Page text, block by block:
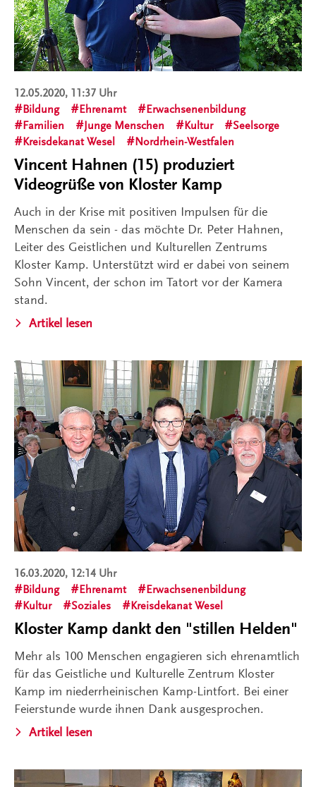
12.05.2020, 11:37 Uhr
Bildung
Ehrenamt
Erwachsenenbildung
Familien
Junge Menschen Kultur
Seelsorge
Kreisdekanat Wesel
Nordrhein-Westfalen
Vincent Hahnen (15) produziert
Videogrüße von Kloster Kamp
Auch in der Krise mit positiven Impulsen für die
Menschen da sein - das möchte Dr. Peter Hahnen,
Leiter des Geistlichen und Kulturellen Zentrums
Kloster Kamp. Unterstützt wird er dabei von seinem
Sohn Vincent, der schon im Tatort vor der Kamera
stand.
Artikel lesen
16.03.2020, 12:14 Uhr
Bildung
Ehrenamt
Erwachsenenbildung
Kultur
Soziales Kreisdekanat Wesel
Kloster Kamp dankt den "stillen Helden"
Mehr als 100 Menschen engagieren sich ehrenamtlich
für das Geistliche und Kulturelle Zentrum Kloster
Kamp im niederrheinischen Kamp-Lintfort. Bei einer
Feierstunde wurde ihnen Dank ausgesprochen.
Artikel lesen